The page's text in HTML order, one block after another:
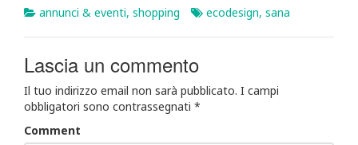
annunci & eventi, shopping ecodesign, sana
Lascia un commento
Il tuo indirizzo email non sarà pubblicato. I campi
obbligatori sono contrassegnati *
Comment